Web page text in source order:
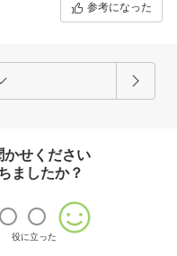
参考になった
かせください
ましたか？
役に立った